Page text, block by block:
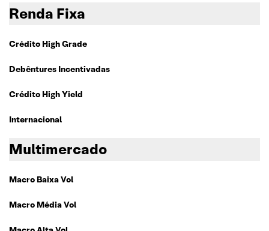
Renda Fixa
Crédito High Grade
Debêntures Incentivadas
Crédito High Yield
Internacional
Multimercado
Macro Baixa Vol
Macro Média Vol